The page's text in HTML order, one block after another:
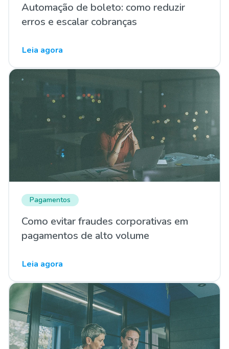
Automação de boleto: como reduzir
erros e escalar cobranças
Leia agora
Pagamentos
Como evitar fraudes corporativas em
pagamentos de alto volume
Leia agora